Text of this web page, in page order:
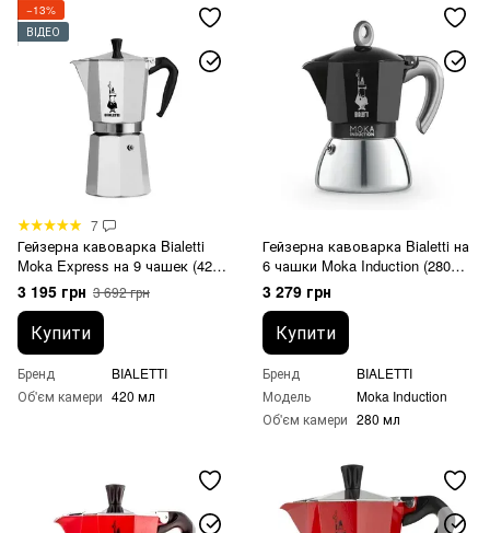
−13%
ВІДЕО
7
Гейзерна кавоварка Bialetti
Moka Express на 9 чашек (420
мл)
3 195 грн 3 692 грн
Купити
Бренд
BIALETTI
Об'єм камери 420 мл
Гейзерна кавоварка Bialetti на
6 чашки Moka Induction (280
мл) чорна
3 279 грн
Купити
Бренд
BIALETTI
Модель
Moka Induction
Об'єм камери 280 мл